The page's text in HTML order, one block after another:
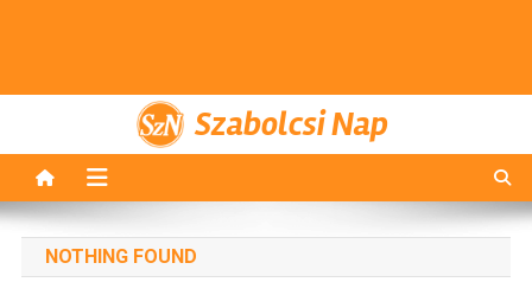
Szabolcsi Nap
NOTHING FOUND